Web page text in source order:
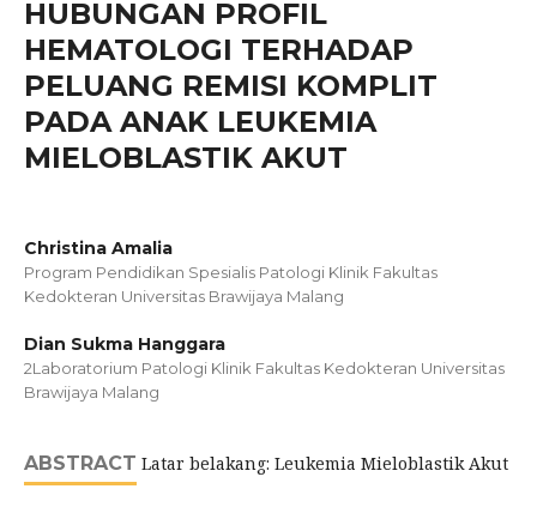
HUBUNGAN PROFIL
HEMATOLOGI TERHADAP
PELUANG REMISI KOMPLIT
PADA ANAK LEUKEMIA
MIELOBLASTIK AKUT
Christina Amalia
Program Pendidikan Spesialis Patologi Klinik Fakultas
Kedokteran Universitas Brawijaya Malang
Dian Sukma Hanggara
2Laboratorium Patologi Klinik Fakultas Kedokteran Universitas
Brawijaya Malang
ABSTRACT Latar belakang: Leukemia Mieloblastik Akut